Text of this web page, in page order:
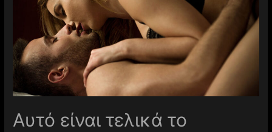
Αυτό είναι τελικά το